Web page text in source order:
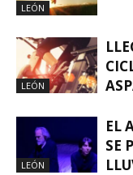
LEÓN
LEÓN
LEÓN
EL
SE